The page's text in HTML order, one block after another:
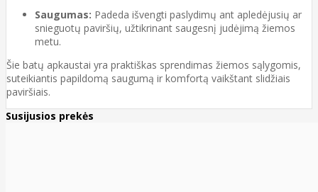
Saugumas: Padeda išvengti paslydimų ant apledėjusių ar
snieguotų paviršių, užtikrinant saugesnį judėjimą žiemos
metu.
Šie batų apkaustai yra praktiškas sprendimas žiemos sąlygomis,
suteikiantis papildomą saugumą ir komfortą vaikštant slidžiais
paviršiais.
Susijusios prekės